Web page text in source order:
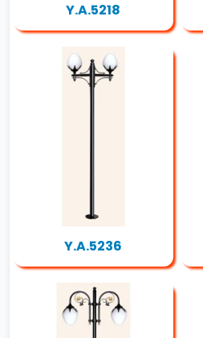
Y.A.5218
Y.A.5236